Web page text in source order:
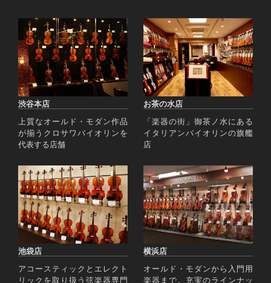
渋谷本店
上質なオールド・モダン作品
が揃うクロサワバイオリンを
代表する店舗
お茶の水店
「楽器の街」御茶ノ水にある
イタリアンバイオリンの旗艦
店
池袋店
アコースティックとエレクト
リックを取り扱う弦楽器専門
横浜店
オールド・モダンから入門用
楽器まで。充実のラインナッ